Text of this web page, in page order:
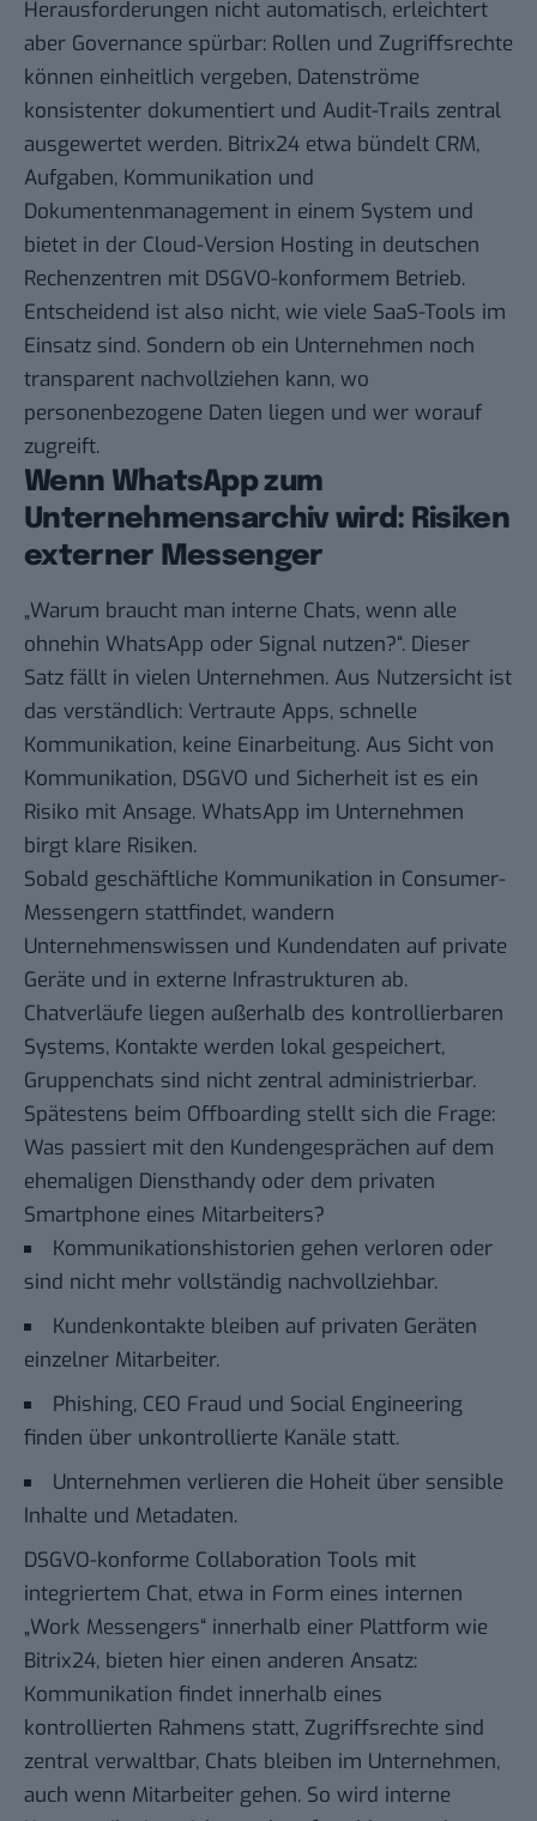
Herausforderungen nicht automatisch, erleichtert
aber Governance spürbar: Rollen und Zugriffsrechte
können einheitlich vergeben, Datenströme
konsistenter dokumentiert und Audit-Trails zentral
ausgewertet werden. Bitrix24 etwa bündelt CRM,
Aufgaben, Kommunikation und
Dokumentenmanagement in einem System und
bietet in der Cloud-Version Hosting in deutschen
Rechenzentren mit DSGVO-konformem Betrieb.
Entscheidend ist also nicht, wie viele SaaS-Tools im
Einsatz sind. Sondern ob ein Unternehmen noch
transparent nachvollziehen kann, wo
personenbezogene Daten liegen und wer worauf
zugreift.
Wenn WhatsApp zum
Unternehmensarchiv wird: Risiken
externer Messenger
„Warum braucht man interne Chats, wenn alle
ohnehin WhatsApp oder Signal nutzen?“. Dieser
Satz fällt in vielen Unternehmen. Aus Nutzersicht ist
das verständlich: Vertraute Apps, schnelle
Kommunikation, keine Einarbeitung. Aus Sicht von
Kommunikation, DSGVO und Sicherheit ist es ein
Risiko mit Ansage. WhatsApp im Unternehmen
birgt klare Risiken.
Sobald geschäftliche Kommunikation in Consumer-
Messengern stattfindet, wandern
Unternehmenswissen und Kundendaten auf private
Geräte und in externe Infrastrukturen ab.
Chatverläufe liegen außerhalb des kontrollierbaren
Systems, Kontakte werden lokal gespeichert,
Gruppenchats sind nicht zentral administrierbar.
Spätestens beim Offboarding stellt sich die Frage:
Was passiert mit den Kundengesprächen auf dem
ehemaligen Diensthandy oder dem privaten
Smartphone eines Mitarbeiters?
Kommunikationshistorien gehen verloren oder
sind nicht mehr vollständig nachvollziehbar.
Kundenkontakte bleiben auf privaten Geräten
einzelner Mitarbeiter.
Phishing, CEO Fraud und Social Engineering
finden über unkontrollierte Kanäle statt.
Unternehmen verlieren die Hoheit über sensible
Inhalte und Metadaten.
DSGVO-konforme Collaboration Tools mit
integriertem Chat, etwa in Form eines internen
„Work Messengers“ innerhalb einer Plattform wie
Bitrix24, bieten hier einen anderen Ansatz:
Kommunikation findet innerhalb eines
kontrollierten Rahmens statt, Zugriffsrechte sind
zentral verwaltbar, Chats bleiben im Unternehmen,
auch wenn Mitarbeiter gehen. So wird interne